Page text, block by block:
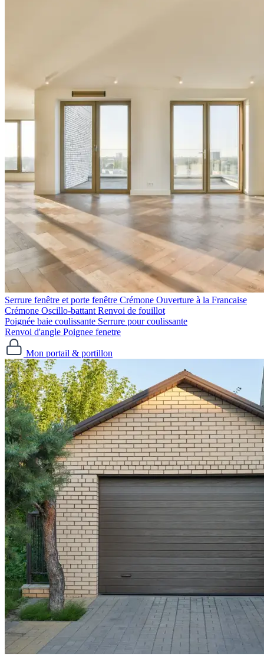
Serrure fenêtre et porte fenêtre
Crémone Ouverture à la Francaise
Crémone Oscillo-battant Renvoi de fouillot
Poignée baie coulissante Serrure pour coulissante
Renvoi d'angle Poignee fenetre
Mon portail & portillon